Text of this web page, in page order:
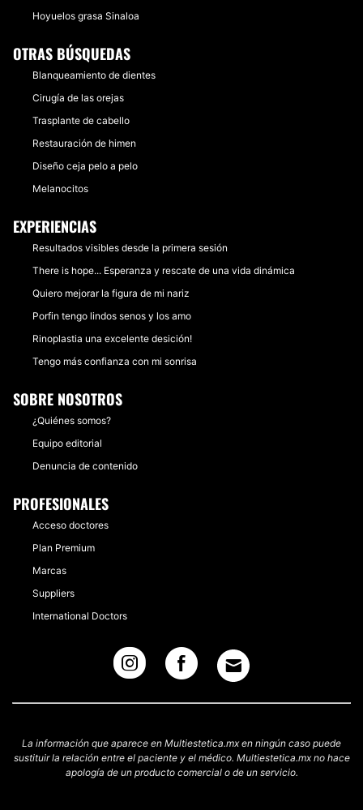
Hoyuelos grasa Sinaloa
OTRAS BÚSQUEDAS
Blanqueamiento de dientes
Cirugía de las orejas
Trasplante de cabello
Restauración de himen
Diseño ceja pelo a pelo
Melanocitos
EXPERIENCIAS
Resultados visibles desde la primera sesión
There is hope... Esperanza y rescate de una vida dinámica
Quiero mejorar la figura de mi nariz
Porfin tengo lindos senos y los amo
Rinoplastia una excelente desición!
Tengo más confianza con mi sonrisa
SOBRE NOSOTROS
¿Quiénes somos?
Equipo editorial
Denuncia de contenido
PROFESIONALES
Acceso doctores
Plan Premium
Marcas
Suppliers
International Doctors
La información que aparece en Multiestetica.mx en ningún caso puede
sustituir la relación entre el paciente y el médico. Multiestetica.mx no hace
apología de un producto comercial o de un servicio.